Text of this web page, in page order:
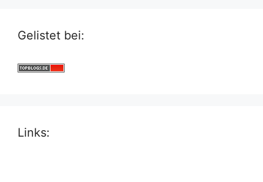
Gelistet bei:
Links: